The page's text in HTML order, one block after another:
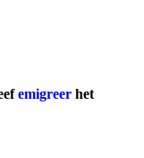
emigreer het